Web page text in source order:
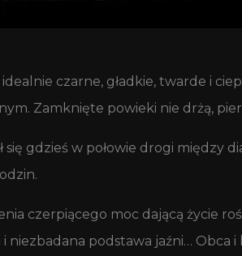
czarne, gładkie, twarde i
Zamknięte powieki nie drżą,
gdzieś w połowie drogi między
czerpiącego moc dającą życie
podstawa jaźni… Obca i